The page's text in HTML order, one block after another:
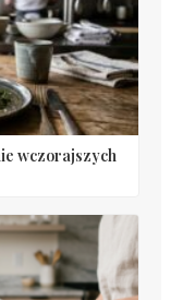
wczorajszych